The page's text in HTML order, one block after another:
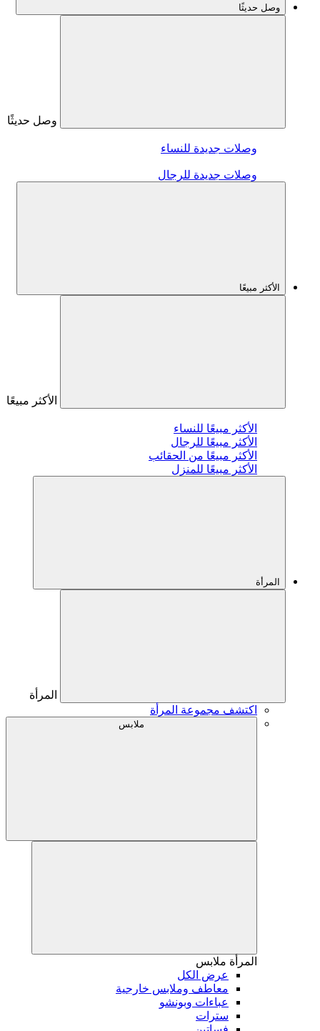
وصل حديثًا
وصل حديثًا
وصلات جديدة للنساء
وصلات جديدة للرجال
الأكثر مبيعًا
الأكثر مبيعًا
الأكثر مبيعًا للنساء
الأكثر مبيعًا للرجال
الأكثر مبيعًا من الحقائب
الأكثر مبيعًا للمنزل
المرأة
المرأة
اكتشف مجموعة المرأة
ملابس
المرأة ملابس
عرض الكل
معاطف وملابس خارجية
عباءات وبونشو
سترات